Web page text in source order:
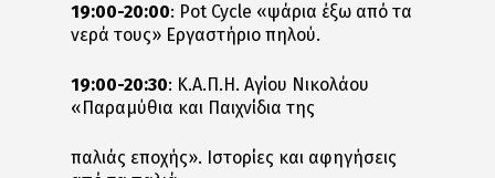
19:00-20:00: Pot Cycle «ψάρια έξω από τα
νερά τους» Εργαστήριο πηλού.
19:00-20:30: K.A.Π.Η. Αγίου Νικολάου
«Παραμύθια και Παιχνίδια της
παλιάς εποχής». Ιστορίες και αφηγήσεις